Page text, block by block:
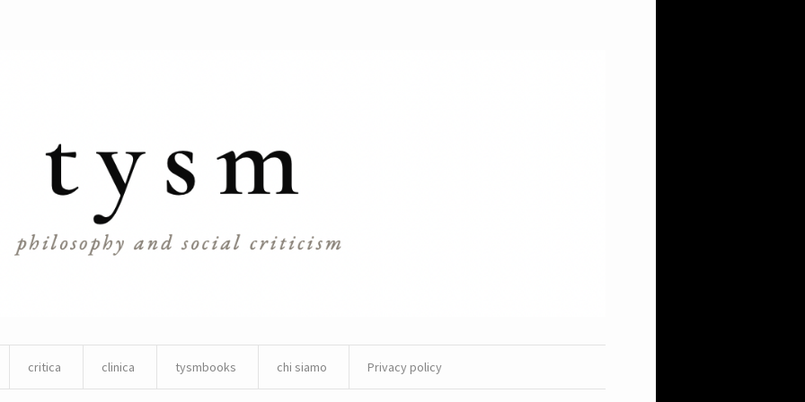
critica clinica tysmbooks chi siamo Privacy policy